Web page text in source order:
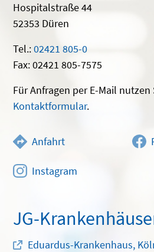
Hospitalstraße 44
52353 Düren
Tel.:02421 805-0
Fax: 02421 805-7575
Für Anfragen per E-Mail
Kontaktformular.
Anfahrt
Instagram
JG-
Eduardus-Krankenhaus,